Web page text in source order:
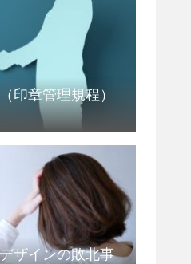
印章管理規程）
ザインの敗北事